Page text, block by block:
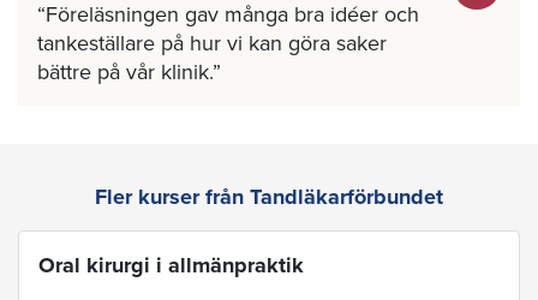
Föreläsningen gav många bra idéer och
tankeställare på hur vi kan göra saker
bättre på vår klinik.
Fler kurser från Tandläkarförbundet
Oral kirurgi i allmänpraktik